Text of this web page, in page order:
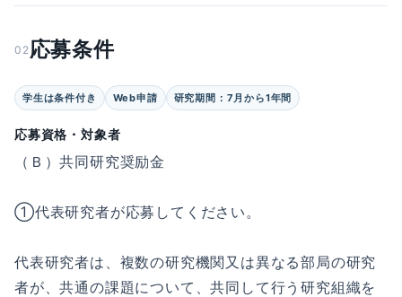
02 応募条件
学生は条件付き Web申請 研究期間：7月から1年間
応募資格・対象者
（Ｂ）共同研究奨励金
①代表研究者が応募してください。
代表研究者は、複数の研究機関又は異なる部局の研究
者が、共通の課題について、共同して行う研究組織を